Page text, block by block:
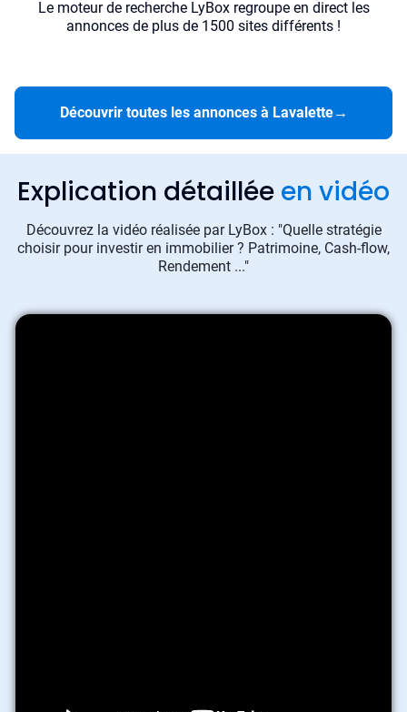
Le moteur de recherche LyBox regroupe en direct les
annonces de plus de 1500 sites différents !
Découvrir toutes les annonces à Lavalette→
Explication détaillée en vidéo
Découvrez la vidéo réalisée par LyBox : "Quelle stratégie
choisir pour investir en immobilier ? Patrimoine, Cash-flow,
Rendement ..."